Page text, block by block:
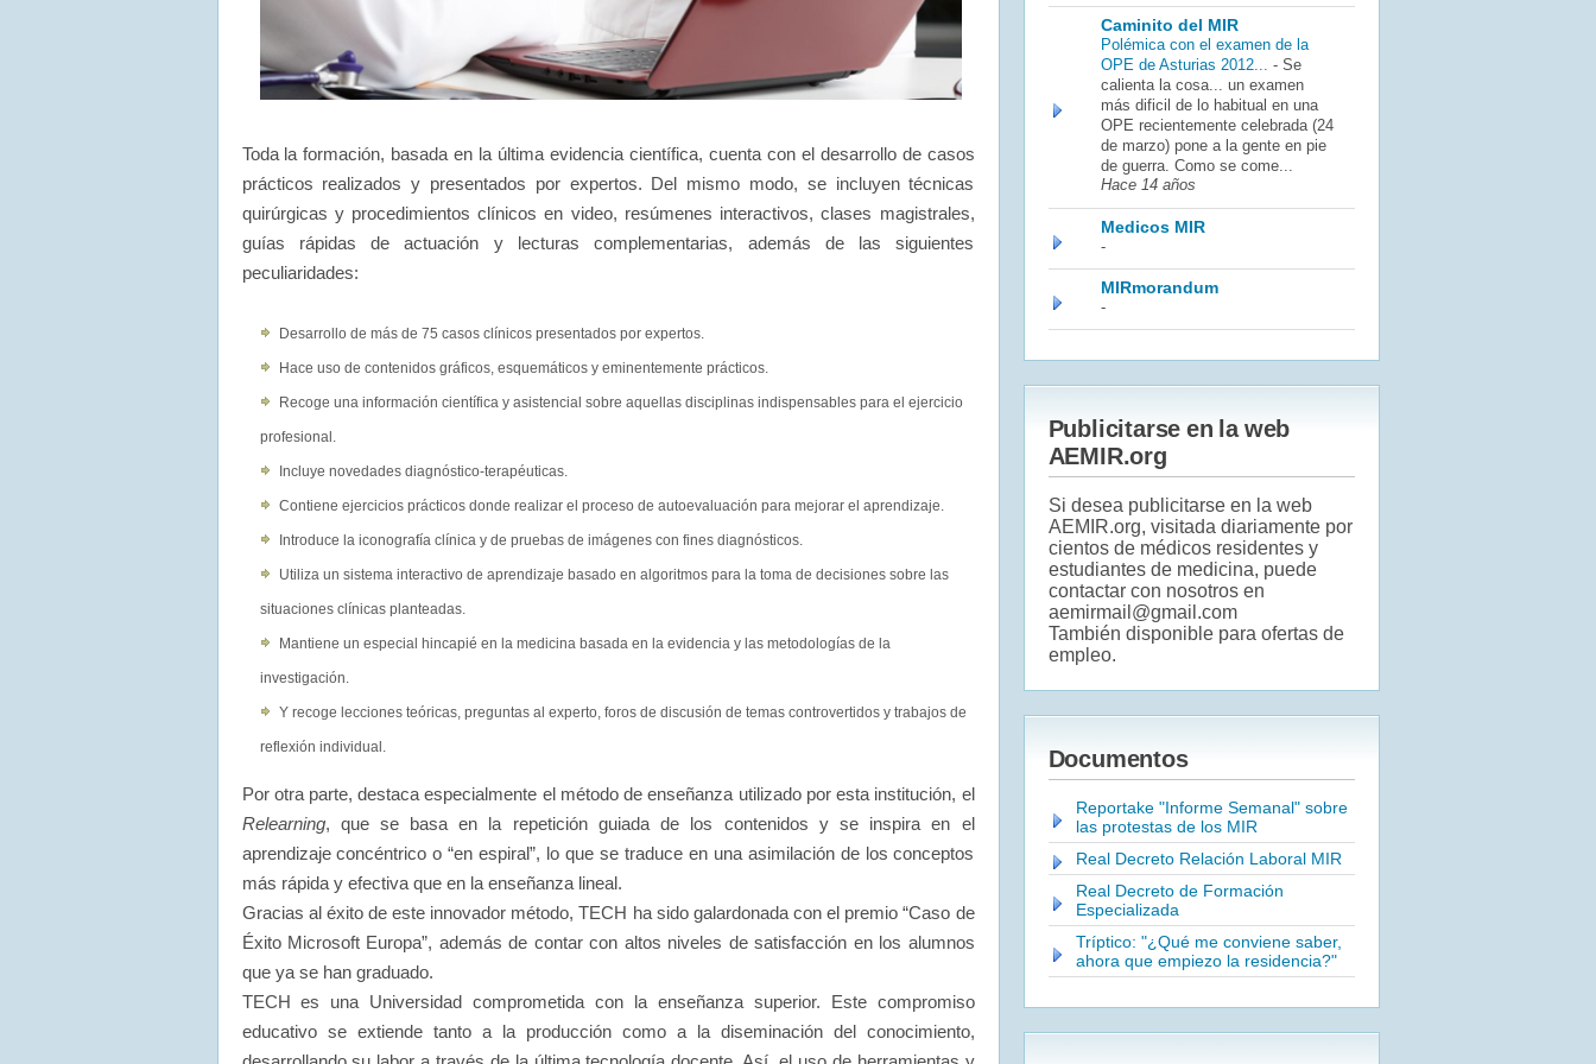
Toda la formación, basada en la última evidencia científica, cuenta con el desarrollo de casos
prácticos realizados y presentados por expertos. Del mismo modo, se incluyen técnicas
quirúrgicas y procedimientos clínicos en video, resúmenes interactivos, clases magistrales,
guías rápidas de actuación y lecturas complementarias, además de las siguientes
peculiaridades:
Desarrollo de más de 75 casos clínicos presentados por expertos.
Hace uso de contenidos gráficos, esquemáticos y eminentemente prácticos.
Recoge una información científica y asistencial sobre aquellas disciplinas indispensables para el ejercicio
profesional.
Incluye novedades diagnóstico-terapéuticas.
Contiene ejercicios prácticos donde realizar el proceso de autoevaluación para mejorar el aprendizaje.
Introduce la iconografía clínica y de pruebas de imágenes con fines diagnósticos.
Utiliza un sistema interactivo de aprendizaje basado en algoritmos para la toma de decisiones sobre las
situaciones clínicas planteadas.
Mantiene un especial hincapié en la medicina basada en la evidencia y las metodologías de la
investigación.
Y recoge lecciones teóricas, preguntas al experto, foros de discusión de temas controvertidos y trabajos de
reflexión individual.
Por otra parte, destaca especialmente el método de enseñanza utilizado por esta institución, el
Relearning, que se basa en la repetición guiada de los contenidos y se inspira en el
aprendizaje concéntrico o “en espiral”, lo que se traduce en una asimilación de los conceptos
más rápida y efectiva que en la enseñanza lineal.
Gracias al éxito de este innovador método, TECH ha sido galardonada con el premio “Caso de
Éxito Microsoft Europa”, además de contar con altos niveles de satisfacción en los alumnos
que ya se han graduado.
TECH es una Universidad comprometida con la enseñanza superior. Este compromiso
educativo se extiende tanto a la producción como a la diseminación del conocimiento,
Caminito del MIR
Polémica con el examen de la
OPE de Asturias 2012... - Se
calienta la cosa... un examen
más dificil de lo habitual en una
OPE recientemente celebrada (24
de marzo) pone a la gente en pie
de guerra. Como se come...
Hace 14 años
Medicos MIR
-
MIRmorandum
-
Publicitarse en la web
AEMIR.org
Si desea publicitarse en la web
AEMIR.org, visitada diariamente por
cientos de médicos residentes y
estudiantes de medicina, puede
contactar con nosotros en
aemirmail@gmail.com
También disponible para ofertas de
empleo.
Documentos
Reportake "Informe Semanal" sobre
las protestas de los MIR
Real Decreto Relación Laboral MIR
Real Decreto de Formación
Especializada
Tríptico: "¿Qué me conviene saber,
ahora que empiezo la residencia?"